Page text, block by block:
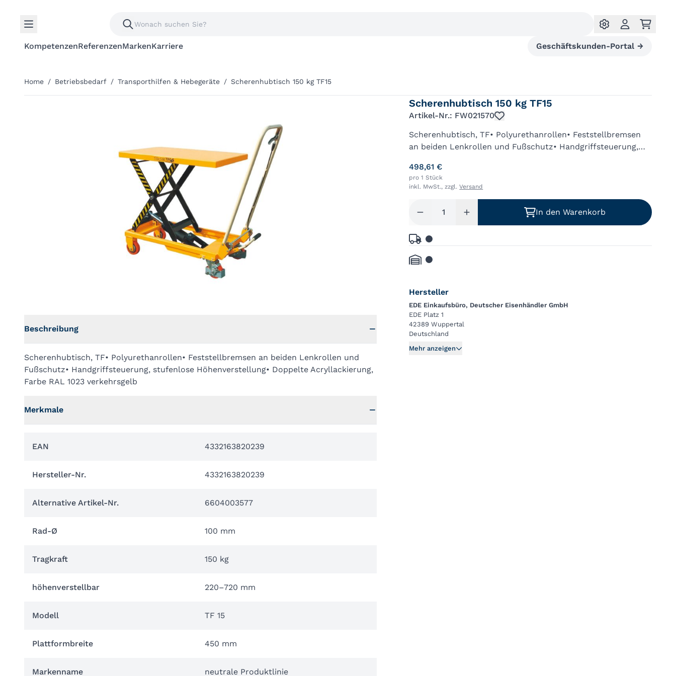
KompetenzenReferenzenMarkenKarriere Geschäftskunden-Portal →
Home / Betriebsbedarf / Transporthilfen & Hebegeräte / Scherenhubtisch 150 kg TF15
Scherenhubtisch 150 kg TF15
Artikel-Nr.: FW021570
Scherenhubtisch, TF• Polyurethanrollen• Feststellbremsen
an beiden Lenkrollen und Fußschutz• Handgriffsteuerung,
Farbe RAL 1023 verkehrsgelb
498,61 €
pro 1 Stück
inkl. MwSt., zzgl.Versand
In den Warenkorb
Hersteller
EDE Einkaufsbüro, Deutscher Eisenhändler GmbH
EDE Platz 1
42389 Wuppertal
Deutschland
Mehr anzeigen
Beschreibung
Scherenhubtisch, TF• Polyurethanrollen• Feststellbremsen an beiden Lenkrollen und
Fußschutz• Handgriffsteuerung, stufenlose Höhenverstellung• Doppelte Acryllackierung,
Farbe RAL 1023 verkehrsgelb
Merkmale
EAN 4332163820239
Hersteller-Nr. 4332163820239
Alternative Artikel-Nr. 6604003577
Rad-Ø 100 mm
Tragkraft 150 kg
höhenverstellbar 220–720 mm
Modell TF 15
Plattformbreite 450 mm
Markenname neutrale Produktlinie